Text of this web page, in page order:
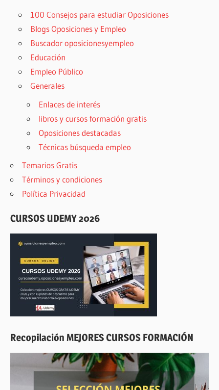
100 Consejos para estudiar Oposiciones
Blogs Oposiciones y Empleo
Buscador oposicionesyempleo
Educación
Empleo Público
Generales
Enlaces de interés
libros y cursos formación gratis
Oposiciones destacadas
Técnicas búsqueda empleo
Temarios Gratis
Términos y condiciones
Política Privacidad
CURSOS UDEMY 2026
Recopilación MEJORES CURSOS FORMACIÓN